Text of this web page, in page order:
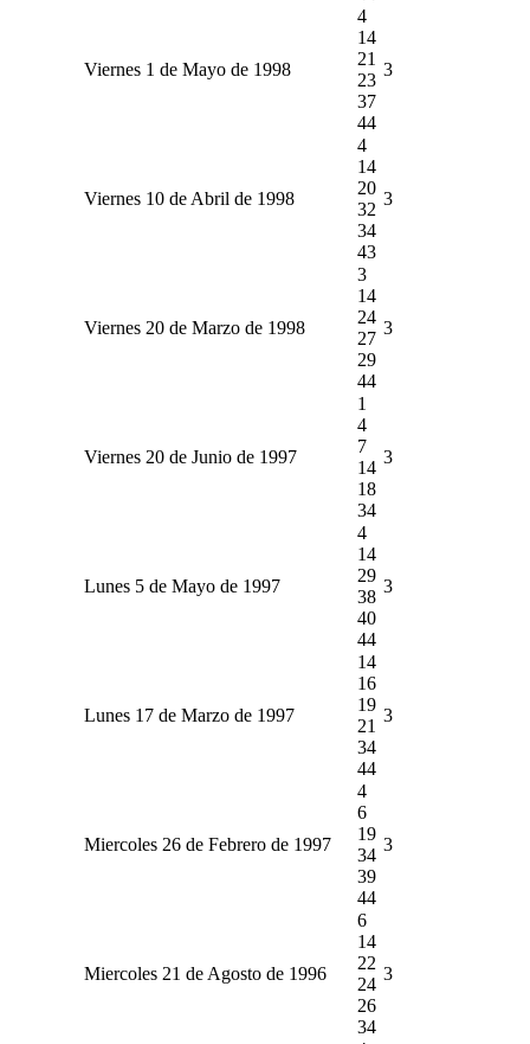
Viernes 1 de Mayo de 1998
4
14
21
23
37
44
3
Viernes 10 de Abril de 1998
4
14
20
32
34
43
3
Viernes 20 de Marzo de 1998
3
14
24
27
29
44
3
Viernes 20 de Junio de 1997
1
4
7
14
18
34
3
Lunes 5 de Mayo de 1997
4
14
29
38
40
44
3
Lunes 17 de Marzo de 1997
14
16
19
21
34
44
3
Miercoles 26 de Febrero de 1997
4
6
19
34
39
44
3
Miercoles 21 de Agosto de 1996
6
14
22
24
26
34
3